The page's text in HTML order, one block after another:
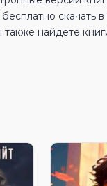
скачать
найдете